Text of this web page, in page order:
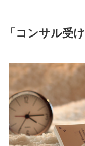
「コンサル受